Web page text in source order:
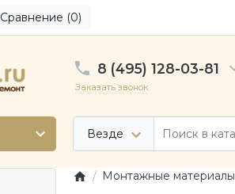
Сравнение (0)
8 (495) 128-03-81
Заказать звонок
Везде
Монтажные материалы